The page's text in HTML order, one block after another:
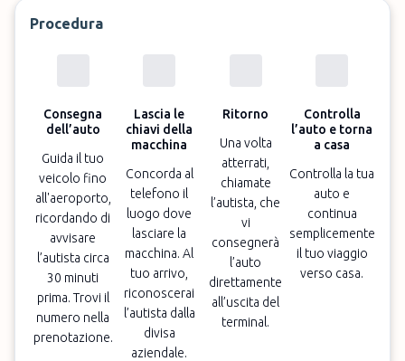
Procedura
Consegna
dell’auto
Guida il tuo
veicolo fino
all'aeroporto,
ricordando di
avvisare
l’autista circa
30 minuti
prima. Trovi il
numero nella
prenotazione.
Lascia le
chiavi della
macchina
Concorda al
telefono il
luogo dove
lasciare la
macchina. Al
tuo arrivo,
riconoscerai
l’autista dalla
divisa
aziendale.
Ritorno
Una volta
atterrati,
chiamate
l’autista, che
vi
consegnerà
l’auto
direttamente
all’uscita del
terminal.
Controlla
l’auto e torna
a casa
Controlla la tua
auto e
continua
semplicemente
il tuo viaggio
verso casa.